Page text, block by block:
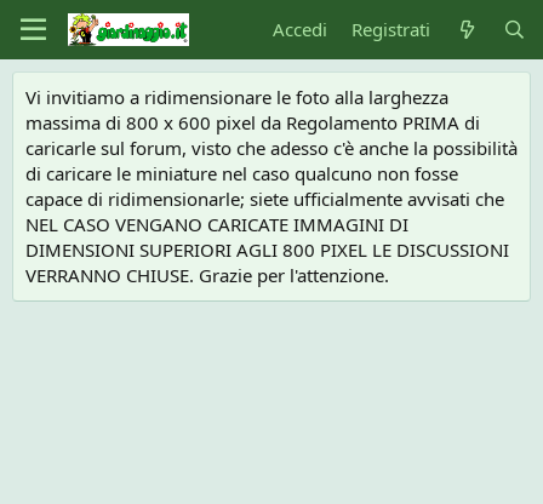
Accedi Registrati
Vi invitiamo a ridimensionare le foto alla larghezza
massima di 800 x 600 pixel da Regolamento PRIMA di
caricarle sul forum, visto che adesso c'è anche la possibilità
di caricare le miniature nel caso qualcuno non fosse
capace di ridimensionarle; siete ufficialmente avvisati che
NEL CASO VENGANO CARICATE IMMAGINI DI
DIMENSIONI SUPERIORI AGLI 800 PIXEL LE DISCUSSIONI
VERRANNO CHIUSE. Grazie per l'attenzione.